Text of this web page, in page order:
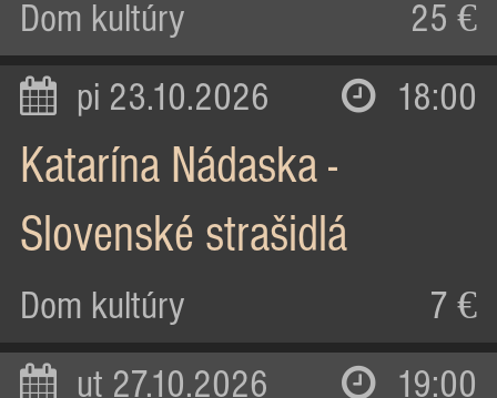
Dom kultúry 25 €
pi 23.10.2026 18:00
Katarína Nádaska -
Slovenské strašidlá
Dom kultúry 7 €
ut 27.10.2026 19:00